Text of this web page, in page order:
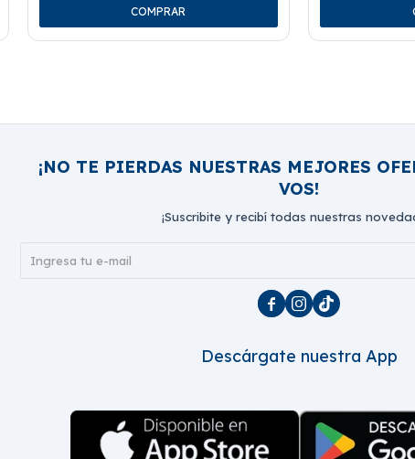
¡NO TE PIERDAS NUESTRAS MEJORES
VOS!
¡Suscribite y recibí todas nuestras
  
Descárgate nuestra App